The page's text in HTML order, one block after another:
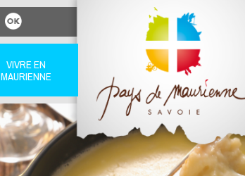
VIVRE EN
MAURIENNE